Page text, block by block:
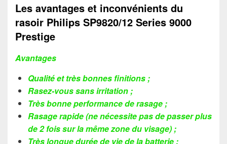
Les avantages et inconvénients du
rasoir Philips SP9820/12 Series 9000
Prestige
Avantages
Qualité et très bonnes finitions ;
Rasez-vous sans irritation ;
Très bonne performance de rasage ;
Rasage rapide (ne nécessite pas de passer plus
de 2 fois sur la même zone du visage) ;
Très longue durée de vie de la batterie ;